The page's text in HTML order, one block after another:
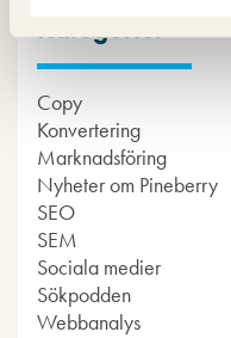
Kategorier
Copy
Konvertering
Marknadsföring
Nyheter om Pineberry
SEO
SEM
Sociala medier
Sökpodden
Webbanalys